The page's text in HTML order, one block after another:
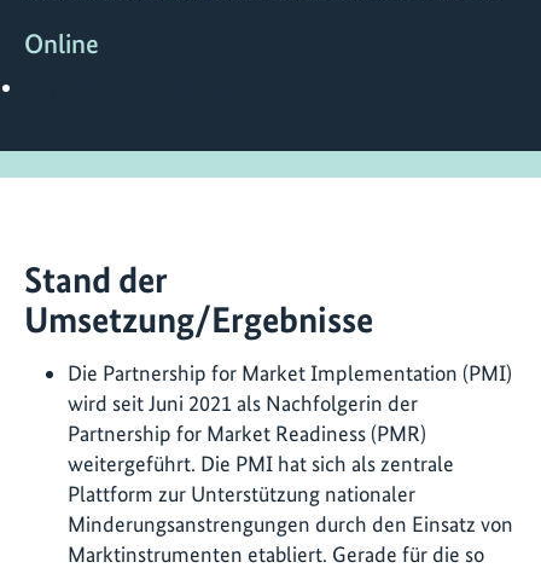
Online
Stand der
Umsetzung/Ergebnisse
Die Partnership for Market Implementation (PMI)
wird seit Juni 2021 als Nachfolgerin der
Partnership for Market Readiness (PMR)
weitergeführt. Die PMI hat sich als zentrale
Plattform zur Unterstützung nationaler
Minderungsanstrengungen durch den Einsatz von
Marktinstrumenten etabliert. Gerade für die so